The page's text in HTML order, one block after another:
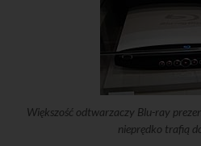
Większość odtwarzaczy Blu-ray
nieprędko trafią